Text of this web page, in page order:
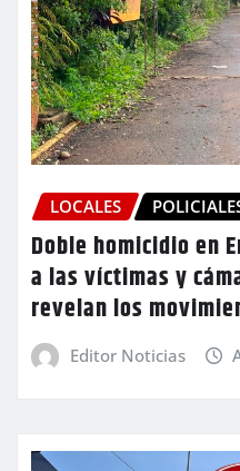
LOCALES
Doble homicidio en
a las víctimas y
revelan los
Editor Noticias